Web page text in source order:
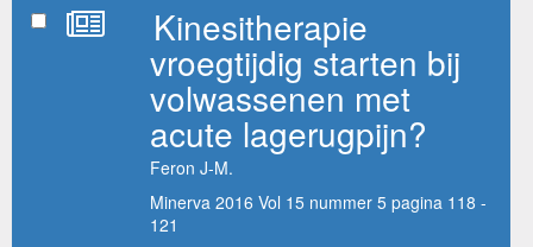
Kinesitherapie
vroegtijdig starten bij
volwassenen met
acute lagerugpijn?
Feron J-M.
Minerva 2016 Vol 15 nummer 5 pagina 118 -
121